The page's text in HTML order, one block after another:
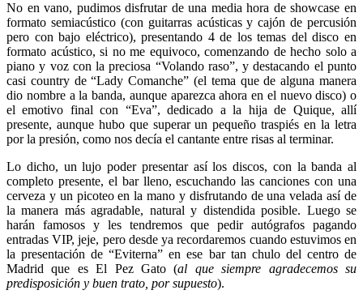
No en vano, pudimos disfrutar de una media hora de showcase en
formato semiacústico (con guitarras acústicas y cajón de percusión
pero con bajo eléctrico), presentando 4 de los temas del disco en
formato acústico, si no me equivoco, comenzando de hecho solo a
piano y voz con la preciosa “Volando raso”, y destacando el punto
casi country de “Lady Comanche” (el tema que de alguna manera
dio nombre a la banda, aunque aparezca ahora en el nuevo disco) o
el emotivo final con “Eva”, dedicado a la hija de Quique, allí
presente, aunque hubo que superar un pequeño traspiés en la letra
por la presión, como nos decía el cantante entre risas al terminar.
Lo dicho, un lujo poder presentar así los discos, con la banda al
completo presente, el bar lleno, escuchando las canciones con una
cerveza y un picoteo en la mano y disfrutando de una velada así de
la manera más agradable, natural y distendida posible. Luego se
harán famosos y les tendremos que pedir autógrafos pagando
entradas VIP, jeje, pero desde ya recordaremos cuando estuvimos en
la presentación de “Eviterna” en ese bar tan chulo del centro de
Madrid que es El Pez Gato (al que siempre agradecemos su
predisposición y buen trato, por supuesto).